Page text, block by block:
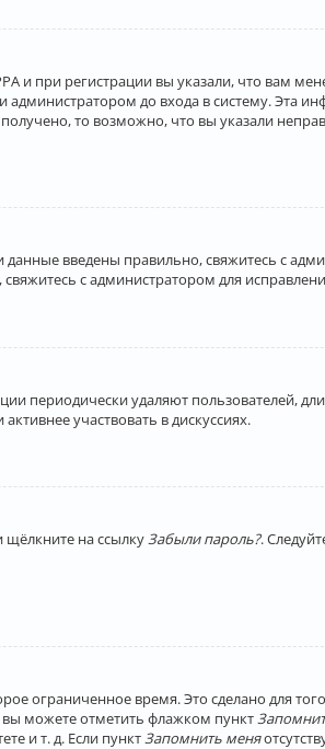
и при регистрации вы указали, что вам
до входа в систему. Эта
то возможно, что вы указали
введены правильно, свяжитесь с
с администратором для
периодически удаляют пользователей,
участвовать в дискуссиях.
щёлкните на ссылкуЗабыли пароль?.
ограниченное время. Это сделано для
вы можете отметить флажком пункт
и т. д. Если пункт Запомнить меня